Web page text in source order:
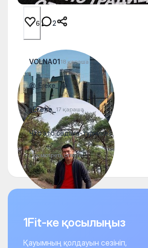
6 2
VOLNA0118 қараша
@_Ereke_ 😂
_Ereke_ 17 қараша
Что это садака-турнике?
Посмотреть ответы
1Fit-ке қосылыңыз
Қауымның қолдауын сезініп,